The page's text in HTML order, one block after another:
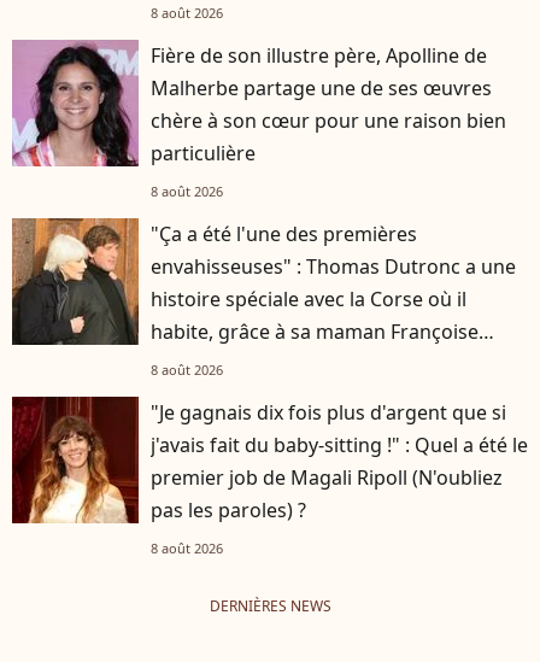
8 août 2026
Fière de son illustre père, Apolline de
Malherbe partage une de ses œuvres
chère à son cœur pour une raison bien
particulière
8 août 2026
"Ça a été l'une des premières
envahisseuses" : Thomas Dutronc a une
histoire spéciale avec la Corse où il
habite, grâce à sa maman Françoise
Hardy
8 août 2026
"Je gagnais dix fois plus d'argent que si
j'avais fait du baby-sitting !" : Quel a été le
premier job de Magali Ripoll (N'oubliez
pas les paroles) ?
8 août 2026
DERNIÈRES NEWS